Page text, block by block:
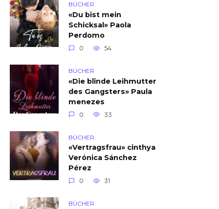
BÜCHER
«Du bist mein
Schicksal» Paola
Perdomo
0 54
BÜCHER
«Die blinde Leihmutter
des Gangsters» Paula
menezes
0 33
BÜCHER
«Vertragsfrau» cinthya
Verónica Sánchez
Pérez
0 31
BÜCHER